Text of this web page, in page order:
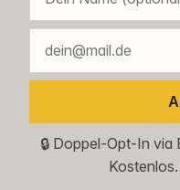
🔒 Doppel-Opt-In via